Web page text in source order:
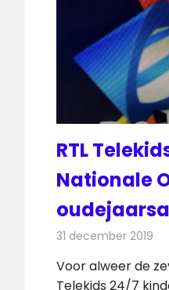
RTL
Nationale
31 december 2019
Voor alweer de
Telekids 24/7